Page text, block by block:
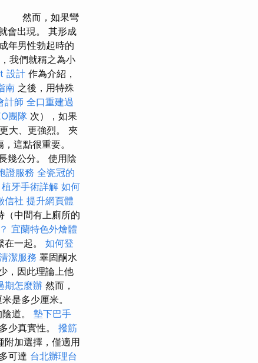
然而，如果彎
會出現。 其形成
年男性勃起時的
我們就稱之為小
設計 作為介紹，
南 之後，用特殊
計師 全口重建過
團隊 次），如果
大、更強烈。 夾
這點很重要。
幾公分。 使用陰
證服務 全瓷冠的
植牙手術詳解 如何
信社 提升網頁體
（中間有上廁所的
宜蘭特色外燴體
一起。 如何登
潔服務 睪固酮水
，因此理論上他
期怎麼辦 然而，
是多少厘米。
道。 墊下巴手
少真實性。 撥筋
附加選擇，僅適用
可達 台北辦理台